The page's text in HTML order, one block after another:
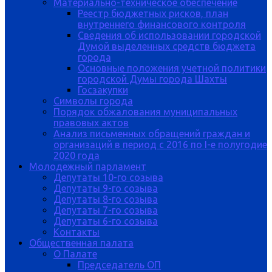
Материально-техническое обеспечение
Реестр бюджетных рисков, план
внутреннего финансового контроля
Сведения об использовании городской
Думой выделенных средств бюджета
города
Основные положения учетной политики
городской Думы города Шахты
Госзакупки
Символы города
Порядок обжалования муниципальных
правовых актов
Анализ письменных обращений граждан и
организаций в период с 2016 по I-е полугодие
2020 года
Молодежный парламент
Депутаты 10-го созыва
Депутаты 9-го созыва
Депутаты 8-го созыва
Депутаты 7-го созыва
Депутаты 6-го созыва
Контакты
Общественная палата
О Палате
Председатель ОП